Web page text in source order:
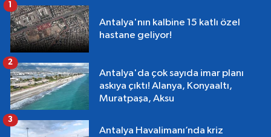
Antalya'nın kalbine 15 katlı özel
hastane geliyor!
1
Antalya'da çok sayıda imar planı
askıya çıktı! Alanya, Konyaaltı,
Muratpaşa, Aksu
2
Antalya Havalimanı’nda kriz
3